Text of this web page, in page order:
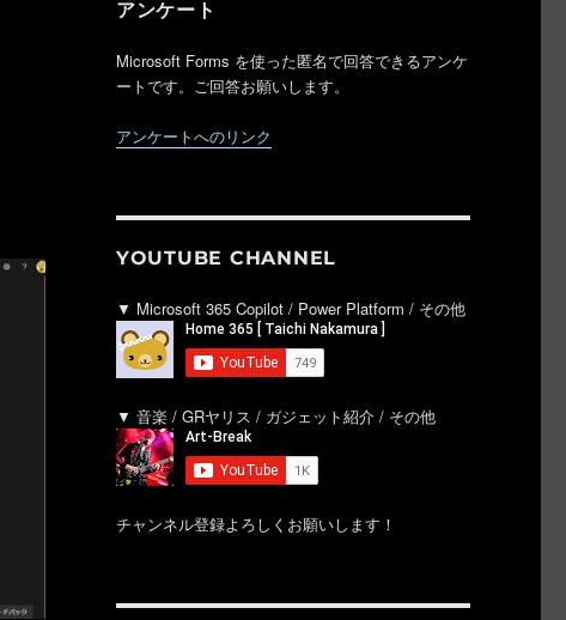
アンケート
Microsoft Forms を使った匿名で回答できるアンケ
ートです。ご回答お願いします。
アンケートへのリンク
YOUTUBE CHANNEL
▼ Microsoft 365 Copilot / Power Platform / その他
▼ 音楽 / GRヤリス / ガジェット紹介 / その他
チャンネル登録よろしくお願いします！